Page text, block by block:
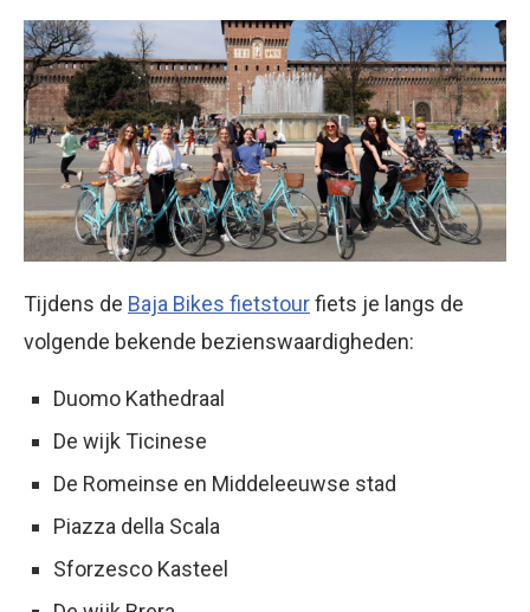
Tijdens de Baja Bikes fietstourfiets je langs de
volgende bekende bezienswaardigheden:
Duomo Kathedraal
De wijk Ticinese
De Romeinse en Middeleeuwse stad
Piazza della Scala
Sforzesco Kasteel